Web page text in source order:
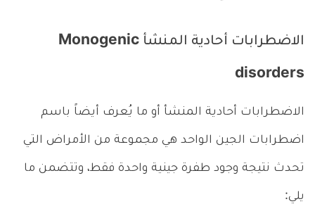
الاضطرابات أحادية المنشأ Monogenic
disorders
الاضطرابات أحادية المنشأ أو ما يُعرف أيضاً باسم
اضطرابات الجين الواحد هي مجموعة من الأمراض التي
تحدث نتيجة وجود طفرة جينية واحدة فقط، وتتضمن ما
يلي: